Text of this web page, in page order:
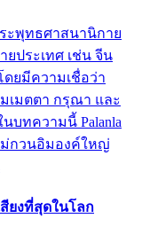
ะพุทธศาสนานิกาย
ประเทศ เช่น จีน
ยมีความเชื่อว่า
เมตตา กรุณา และ
บทความนี้ Palanla
ม่กวนอิมองค์ใหญ่
ยงที่สุดในโลก